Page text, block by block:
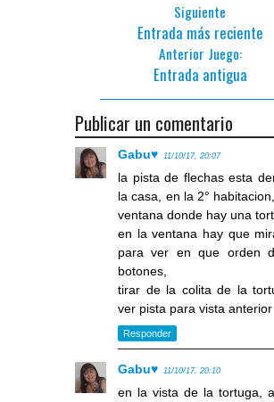
Siguiente
Entrada más reciente
Anterior Juego:
Entrada antigua
Publicar un comentario
Gabu♥ 11/10/17, 20:07
la pista de flechas esta
la casa, en la 2°
ventana donde hay una
en la ventana hay que
para ver en que orden
botones,
tirar de la colita de la
ver pista para vista anterior
Responder
Gabu♥ 11/10/17, 20:10
en la vista de la tortuga,